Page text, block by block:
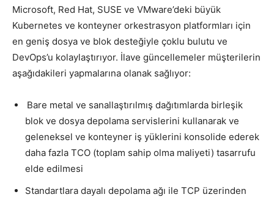
Microsoft, Red Hat, SUSE ve VMware’deki büyük
Kubernetes ve konteyner orkestrasyon platformları için
en geniş dosya ve blok desteğiyle çoklu bulutu ve
DevOps’u kolaylaştırıyor. İlave güncellemeler müşterilerin
aşağıdakileri yapmalarına olanak sağlıyor:
Bare metal ve sanallaştırılmış dağıtımlarda birleşik
blok ve dosya depolama servislerini kullanarak ve
geleneksel ve konteyner iş yüklerini konsolide ederek
daha fazla TCO (toplam sahip olma maliyeti) tasarrufu
elde edilmesi
Standartlara dayalı depolama ağı ile TCP üzerinden